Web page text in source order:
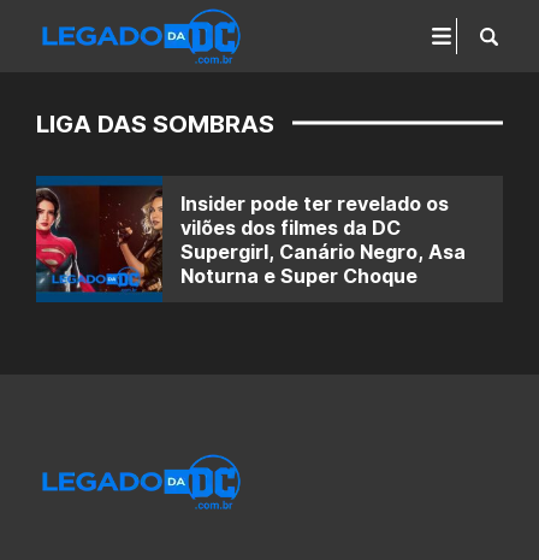
LIGA DAS SOMBRAS
Insider pode ter revelado os
vilões dos filmes da DC
Supergirl, Canário Negro, Asa
Noturna e Super Choque